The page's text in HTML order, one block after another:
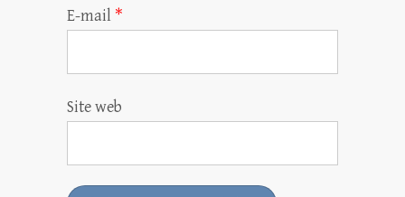
E-mail *
Site web